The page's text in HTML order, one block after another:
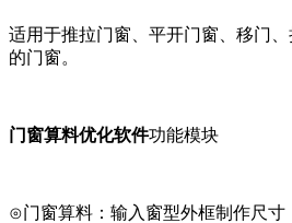
适用于推拉门窗、平开门窗、移门
的门窗。
门窗算料优化软件功能模块
⊙门窗算料：输入窗型外框制作尺寸